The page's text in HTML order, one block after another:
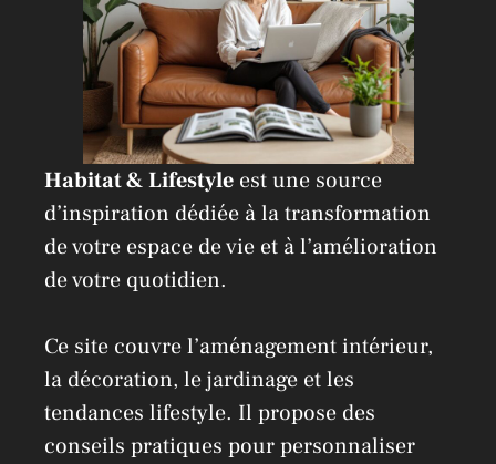
Habitat & Lifestyle est une source
d’inspiration dédiée à la transformation
de votre espace de vie et à l’amélioration
de votre quotidien.
Ce site couvre l’aménagement intérieur,
la décoration, le jardinage et les
tendances lifestyle. Il propose des
conseils pratiques pour personnaliser